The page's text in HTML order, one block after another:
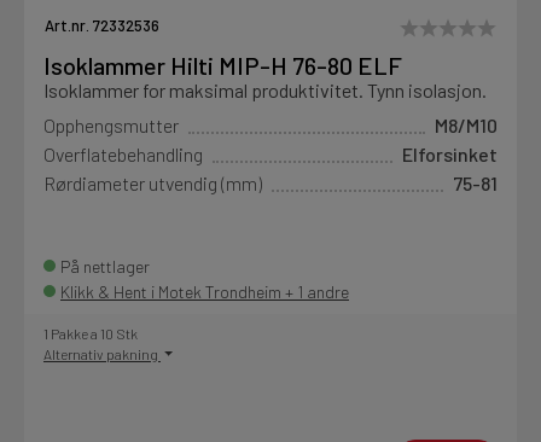
Art.nr. 72332536
Isoklammer Hilti MIP-H 76-80 ELF
Isoklammer for maksimal produktivitet. Tynn isolasjon.
Opphengsmutter
M8/M10
Overflatebehandling
Elforsinket
Rørdiameter utvendig (mm)
75-81
På nettlager
Klikk & Hent i Motek Trondheim + 1 andre
1 Pakke a 10 Stk
Alternativ pakning